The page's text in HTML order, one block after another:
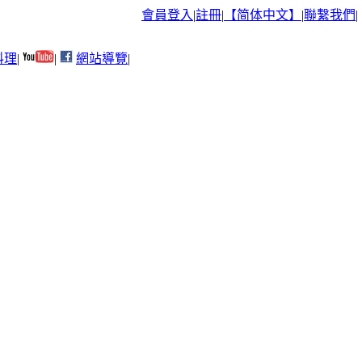
會員登入 |註冊| 【简体中文】 |聯繫我們|
理| | 網站導覽|